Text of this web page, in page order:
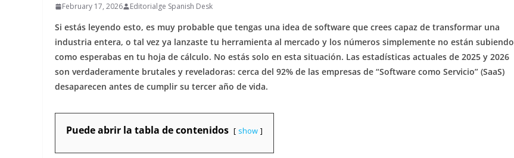
February 17, 2026 Editorialge Spanish Desk
Si estás leyendo esto, es muy probable que tengas una idea de software que crees capaz de transformar una
industria entera, o tal vez ya lanzaste tu herramienta al mercado y los números simplemente no están subiendo
como esperabas en tu hoja de cálculo. No estás solo en esta situación. Las estadísticas actuales de 2025 y 2026
son verdaderamente brutales y reveladoras: cerca del 92% de las empresas de “Software como Servicio” (SaaS)
desaparecen antes de cumplir su tercer año de vida.
Puede abrir la tabla de contenidos show